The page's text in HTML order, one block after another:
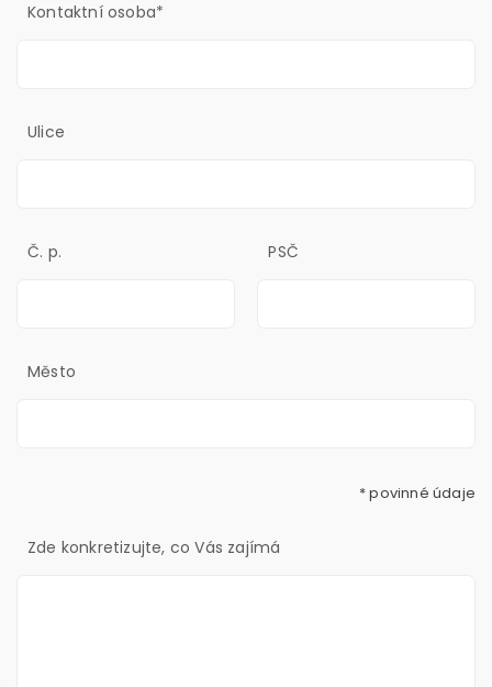
Kontaktní osoba*
Ulice
Č. p. PSČ
Město
* povinné údaje
Zde konkretizujte, co Vás zajímá